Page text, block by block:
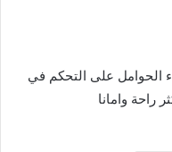
الحوامل على التحكم في
راحة وامانا